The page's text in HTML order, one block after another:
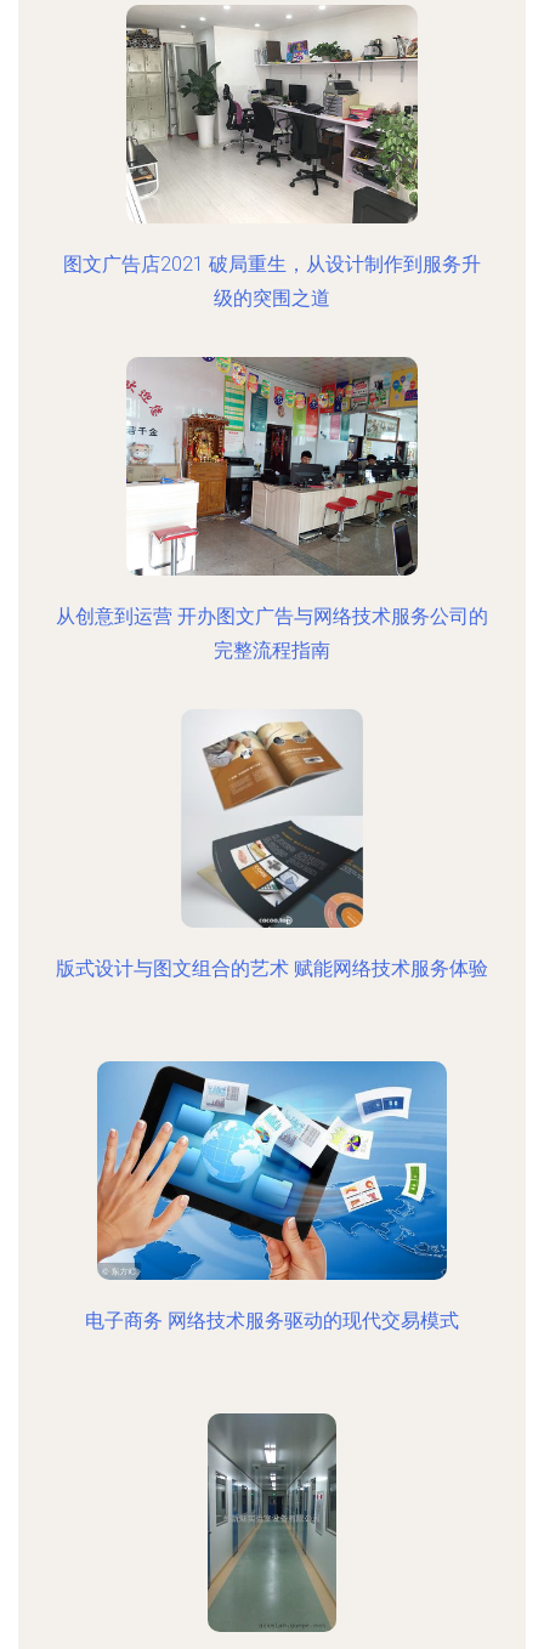
图文广告店2021 破局重生，从设计制作到服务升
级的突围之道
从创意到运营 开办图文广告与网络技术服务公司的
完整流程指南
版式设计与图文组合的艺术 赋能网络技术服务体验
电子商务 网络技术服务驱动的现代交易模式